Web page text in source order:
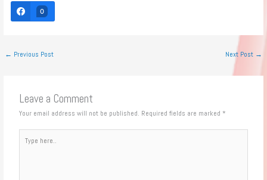
0
← Previous Post Next Post →
Leave a Comment
Your email address will not be published. Required fields are marked *
here..